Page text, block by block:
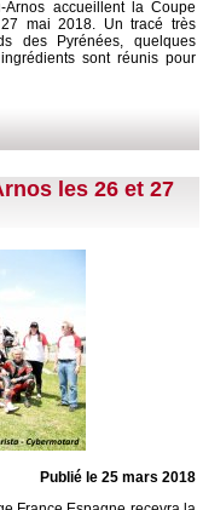
accueillent la Coupe
mai 2018. Un tracé très
des Pyrénées, quelques
sont réunis pour
les 26 et 27
Publié le 25 mars 2018